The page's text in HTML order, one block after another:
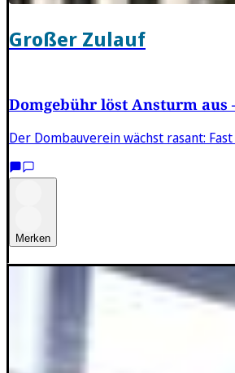
Großer Zulauf
Domgebühr löst Ansturm aus
Der Dombauverein wächst rasant:
Merken